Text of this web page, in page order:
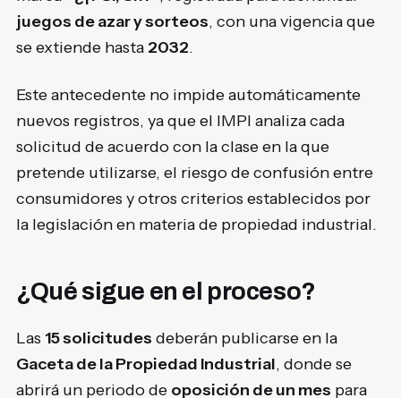
juegos de azar y sorteos, con una vigencia que
se extiende hasta 2032.
Este antecedente no impide automáticamente
nuevos registros, ya que el IMPI analiza cada
solicitud de acuerdo con la clase en la que
pretende utilizarse, el riesgo de confusión entre
consumidores y otros criterios establecidos por
la legislación en materia de propiedad industrial.
¿Qué sigue en el proceso?
Las 15 solicitudes deberán publicarse en la
Gaceta de la Propiedad Industrial, donde se
abrirá un periodo de oposición de un mes para